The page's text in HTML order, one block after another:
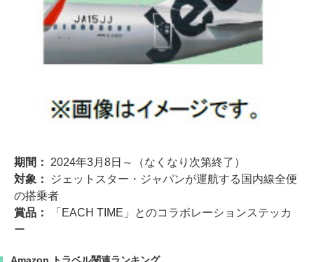
期間： 2024年3月8日～（なくなり次第終了）
対象：
ジェットスター・ジャパンが運航する国内線全便
の搭乗者
賞品：
「EACH TIME」とのコラボレーションステッカ
ー
Amazon トラベル関連ランキング